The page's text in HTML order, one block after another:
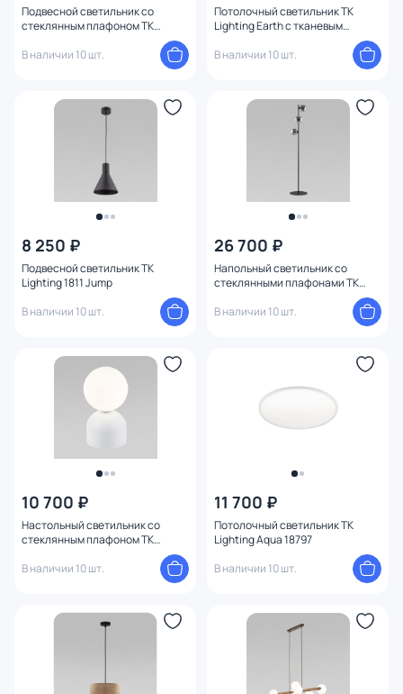
Подвесной светильник со
стеклянным плафоном TK
В наличии 10 шт.
Потолочный светильник TK
Lighting Earth с тканевым
В наличии 10 шт.
8 250 ₽
Подвесной светильник TK
Lighting 1811 Jump
В наличии 10 шт.
26 700 ₽
Напольный светильник со
стеклянными плафонами TK
В наличии 10 шт.
10 700 ₽
Настольный светильник со
стеклянным плафоном TK
В наличии 10 шт.
11 700 ₽
Потолочный светильник TK
Lighting Aqua 18797
В наличии 10 шт.